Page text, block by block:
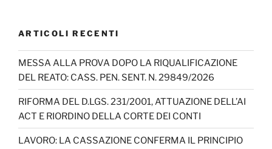
c
e
b
o
o
k
a
gr
a
m
T
o
k
k
e
dI
n
er
T
u
b
e
C
h
ARTICOLI RECENTI
MESSA ALLA PROVA DOPO LA RIQUALIFICAZIONE
DEL REATO: CASS. PEN. SENT. N. 29849/2026
RIFORMA DEL D.LGS. 231/2001, ATTUAZIONE DELL’AI
ACT E RIORDINO DELLA CORTE DEI CONTI
LAVORO: LA CASSAZIONE CONFERMA IL PRINCIPIO